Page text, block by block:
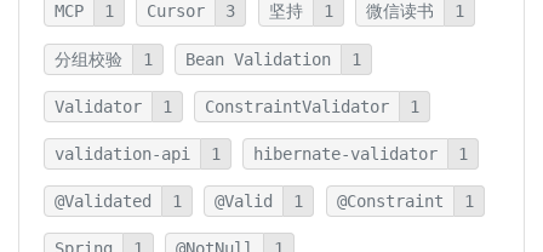
MCP 1 Cursor 3 坚持 1 微信读书 1
分组校验 1 Bean Validation 1
Validator 1 ConstraintValidator 1
validation-api 1 hibernate-validator 1
@Validated 1 @Valid 1 @Constraint 1